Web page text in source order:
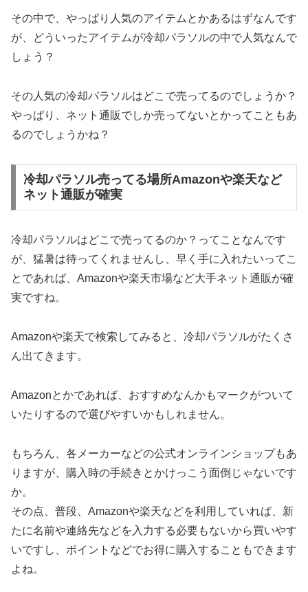
その中で、やっぱり人気のアイテムとかあるはずなんです
が、どういったアイテムが冷却パラソルの中で人気なんで
しょう？
その人気の冷却パラソルはどこで売ってるのでしょうか？
やっぱり、ネット通販でしか売ってないとかってこともあ
るのでしょうかね？
冷却パラソル売ってる場所Amazonや楽天など
ネット通販が確実
冷却パラソルはどこで売ってるのか？ってことなんです
が、猛暑は待ってくれませんし、早く手に入れたいってこ
とであれば、Amazonや楽天市場など大手ネット通販が確
実ですね。
Amazonや楽天で検索してみると、冷却パラソルがたくさ
ん出てきます。
Amazonとかであれば、おすすめなんかもマークがついて
いたりするので選びやすいかもしれません。
もちろん、各メーカーなどの公式オンラインショップもあ
りますが、購入時の手続きとかけっこう面倒じゃないです
か。
その点、普段、Amazonや楽天などを利用していれば、新
たに名前や連絡先などを入力する必要もないから買いやす
いですし、ポイントなどでお得に購入することもできます
よね。